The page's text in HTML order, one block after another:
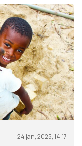
24 jan, 2025, 14:17